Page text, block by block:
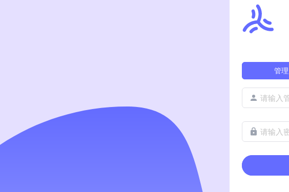
管
请输入
请输入